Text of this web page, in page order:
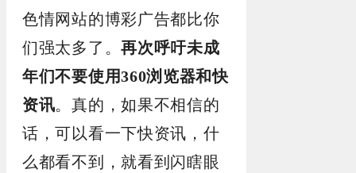
色情网站的博彩广告都比你
们强太多了。再次呼吁未成
年们不要使用360浏览器和快
资讯。真的，如果不相信的
话，可以看一下快资讯，什
么都看不到，就看到闪瞎眼